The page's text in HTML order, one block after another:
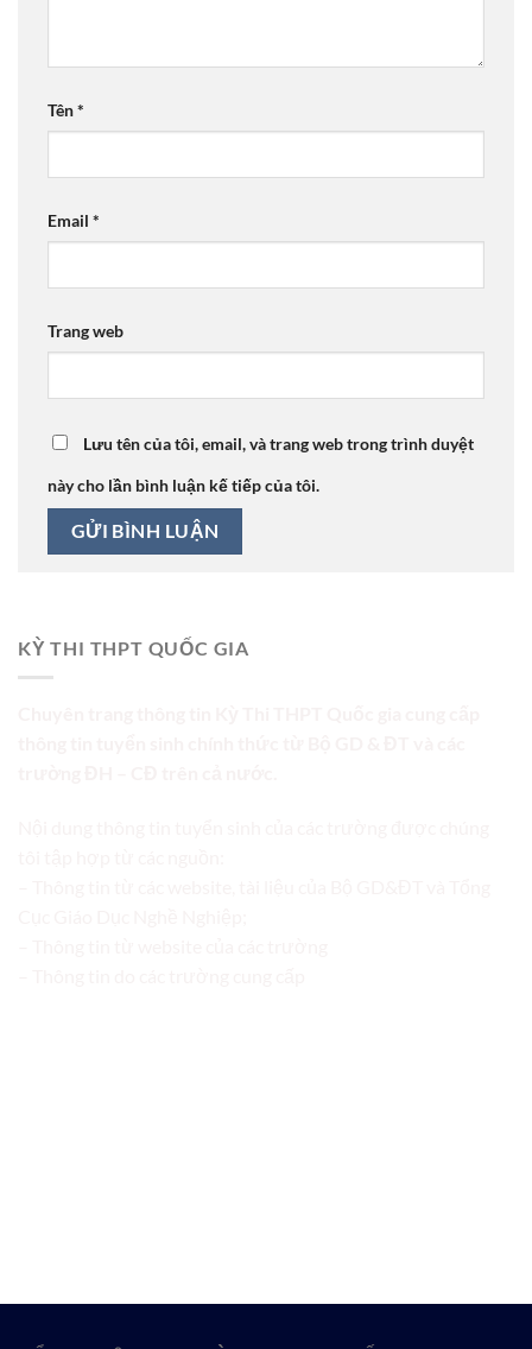
Tên*
Email *
Trang web
Lưu tên của tôi, email, và trang web trong trình duyệt
này cho lần bình luận kế tiếp của tôi.
KỲ THI THPT QUỐC GIA